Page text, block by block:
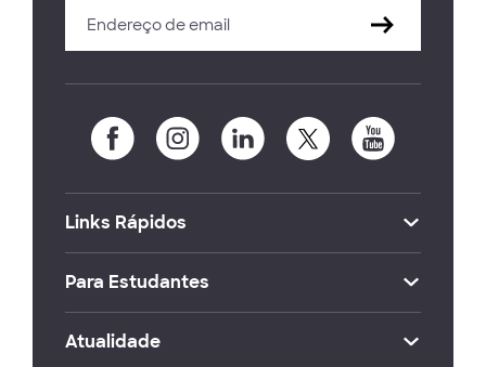
Links Rápidos
Para Estudantes
Atualidade